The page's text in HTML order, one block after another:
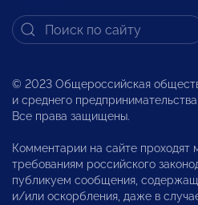
© 2023 Общероссийская
и среднего
Все права защищены.
Комментарии на сайте проходят
требованиям российского
публикуем сообщения,
и/или оскорбления, даже в